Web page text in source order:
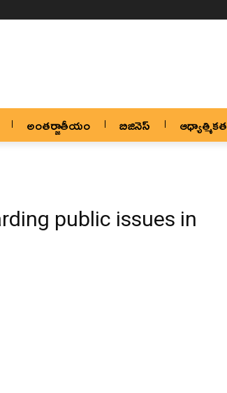
అంతర్జాతీయం బిజినెస్ ఆధ్యాత్మికత
public issues in